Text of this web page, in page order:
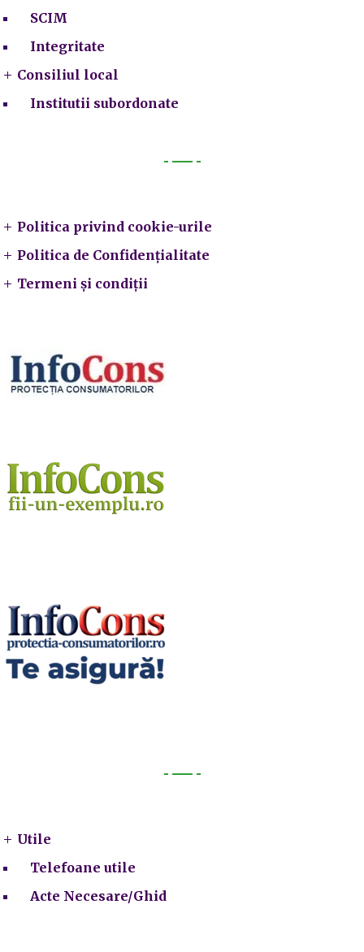
SCIM
Integritate
Consiliul local
Institutii subordonate
Politica privind cookie-urile
Politica de Confidențialitate
Termeni și condiții
Utile
Telefoane utile
Acte Necesare/Ghid